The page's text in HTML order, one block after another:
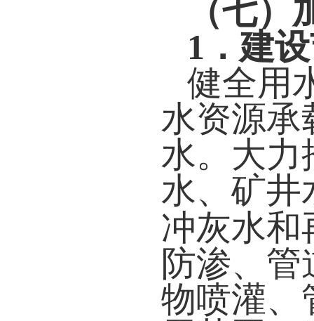
（七
1 ．建
健全用
水资源承
水。大力
水、矿井
冲灰水和
防渗、
物喷灌、